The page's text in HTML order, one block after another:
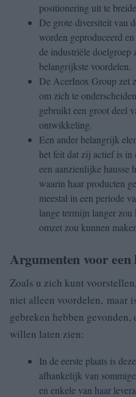
positionering uit te
De grote diversiteit van
worden geproduceerd
de industriële doelgroep
belangrijkste voordelen.
De AcerInox Group zet
om zich te
gebruikt een groot deel
ontwikkeling.
Een ander belangrijk
het feit dat zij actief is in
een aanzienlijke hausse
waarin haar producten
meestal in een periode
lange termijn langer
omzet zou kunnen
Argumenten voor
Zoals u zich kunt
niet alleen voordelen, maar
gebreken hebben
willen laten zien:
In de eerste plaats is
afhankelijk van
en enkele van haar